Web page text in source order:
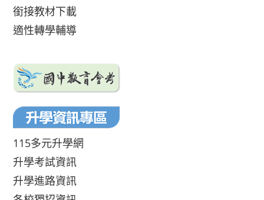
銜接教材下載
適性轉學輔導
115多元升學網
升學考試資訊
升學進路資訊